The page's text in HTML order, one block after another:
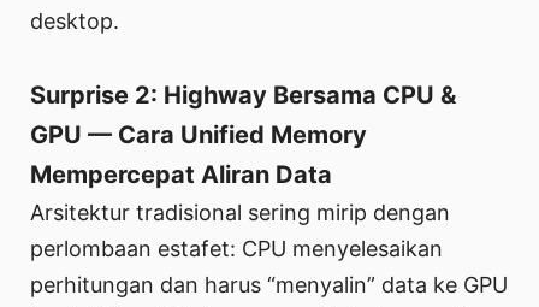
desktop.
Surprise 2: Highway Bersama CPU &
GPU — Cara Unified Memory
Mempercepat Aliran Data
Arsitektur tradisional sering mirip dengan
perlombaan estafet: CPU menyelesaikan
perhitungan dan harus “menyalin” data ke GPU